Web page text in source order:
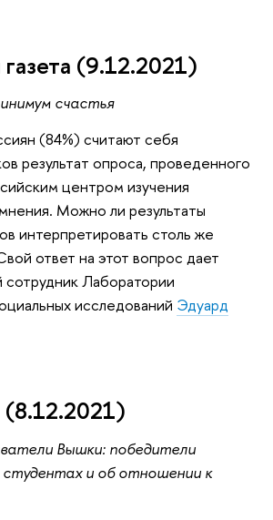
газета (9.12.2021)
счастья
(84%) считают себя
результат опроса, проведенного
центром изучения
Можно ли результаты
интерпретировать столь же
ответ на этот вопрос дает
Лаборатории
исследований Эдуард
(8.12.2021)
Вышки: победители
и об отношении к